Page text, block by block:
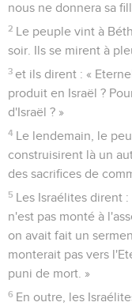
nous ne donnera sa
2 Le peuple vint à
soir. Ils se mirent à
3 et ils dirent : «
produit en Israël ?
d'Israël ? »
4 Le lendemain, le
construisirent là un
des sacrifices de
5 Les Israélites dirent :
n'est pas monté à
on avait fait un
monterait pas vers
puni de mort. »
6 En outre, les